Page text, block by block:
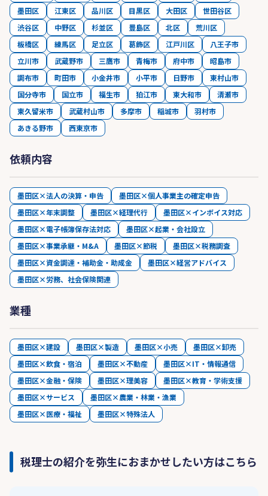
墨田区
江東区 品川区 目黒区 大田区
世田谷区
渋谷区
中野区 杉並区 豊島区 北区
荒川区
板橋区
練馬区 足立区 葛飾区 江戸川区
八王子市
立川市
武蔵野市 三鷹市 青梅市 府中市
昭島市
調布市
町田市 小金井市 小平市 日野市
東村山市
国分寺市
国立市 福生市 狛江市 東大和市
清瀬市
東久留米市
武蔵村山市 多摩市 稲城市
羽村市
あきる野市
西東京市
依頼内容
墨田区×法人の決算・申告
墨田区×個人事業主の確定申告
墨田区×年末調整
墨田区×経理代行
墨田区×インボイス対応
墨田区×電子帳簿保存法対応
墨田区×起業・会社設立
墨田区×事業承継・M&A
墨田区×節税
墨田区×税務調査
墨田区×資金調達・補助金・助成金
墨田区×経営アドバイス
墨田区×労務、社会保険関連
業種
墨田区×建設 墨田区×製造 墨田区×小売
墨田区×卸売
墨田区×飲食・宿泊
墨田区×不動産
墨田区×IT・情報通信
墨田区×金融・保険
墨田区×理美容
墨田区×教育・学術支援
墨田区×サービス
墨田区×農業・林業・漁業
墨田区×医療・福祉
墨田区×特殊法人
税理士の紹介を弥生におまかせしたい方はこちら